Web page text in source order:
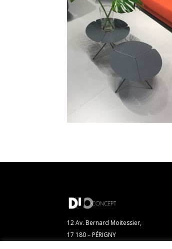
12 Av. Bernard Moitessier,
17 180 – PÉRIGNY